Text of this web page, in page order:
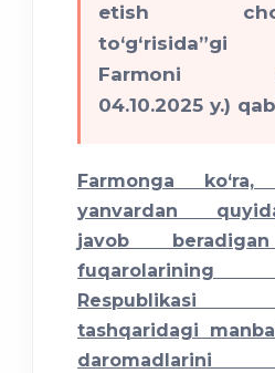
etish
Farmoni
04.10.2025 y.)
Farmonga
yanvardan
javob
fuqarolarining
Respublikasi
tashqaridagi